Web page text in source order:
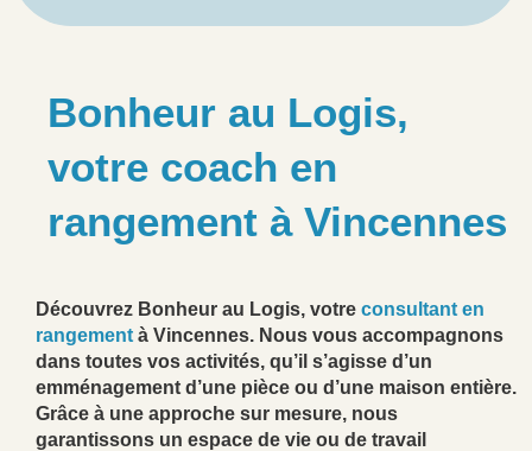
Bonheur au Logis,
votre coach en
rangement à Vincennes
Découvrez Bonheur au Logis, votre consultant en
rangement à Vincennes. Nous vous accompagnons
dans toutes vos activités, qu’il s’agisse d’un
emménagement d’une pièce ou d’une maison entière.
Grâce à une approche sur mesure, nous
garantissons un espace de vie ou de travail